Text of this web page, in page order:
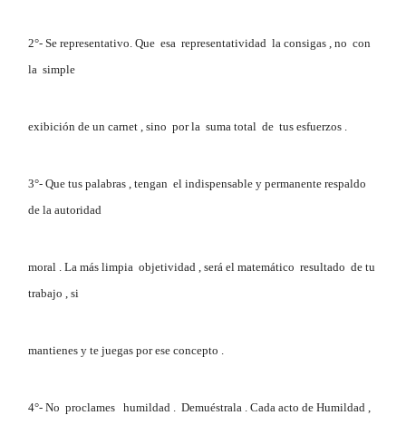
2°- Se representativo. Que esa representatividad la consigas , no con
la simple
exibición de un carnet , sino por la suma total de tus esfuerzos .
3°- Que tus palabras , tengan el indispensable y permanente respaldo
de la autoridad
moral . La más limpia objetividad , será el matemático resultado de tu
trabajo , si
mantienes y te juegas por ese concepto .
4°- No proclames humildad . Demuéstrala . Cada acto de Humildad ,